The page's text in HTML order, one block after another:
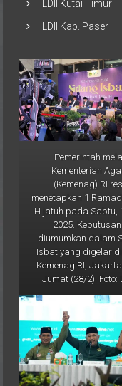
LDII Kutai Timur
LDII Kab. Paser
Pemerintah
Kementerian
(Kemenag) RI
menetapkan 1
H jatuh pada Sabtu,
2025.
diumumkan dalam
Isbat yang digelar
Kemenag RI,
Jumat (28/2). Foto: